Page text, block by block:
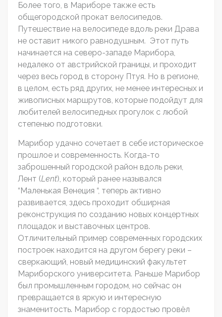
Более того, в Мариборе также есть
общегородской прокат велосипедов.
Путешествие на велосипеде вдоль реки Драва
не оставит никого равнодушным. Этот путь
начинается на северо-западе Марибора,
недалеко от австрийской границы, и проходит
через весь город в сторону Птуя. Но в регионе,
в целом, есть ряд других, не менее интересных и
живописных маршрутов, которые подойдут для
любителей велосипедных прогулок с любой
степенью подготовки.
Марибор удачно сочетает в себе историческое
прошлое и современность. Когда-то
заброшенный городской район вдоль реки,
Лент (Lent), который ранее назывался
“Маленькая Венеция “, теперь активно
развивается, здесь проходит обширная
реконструкция по созданию новых концертных
площадок и выставочных центров.
Отличительный пример современных городских
построек находится на другом берегу реки –
сверкающий, новый медицинский факультет
Мариборского университета. Раньше Марибор
был промышленным городом, но сейчас он
превращается в яркую и интересную
знаменитость. Марибор с гордостью провёл